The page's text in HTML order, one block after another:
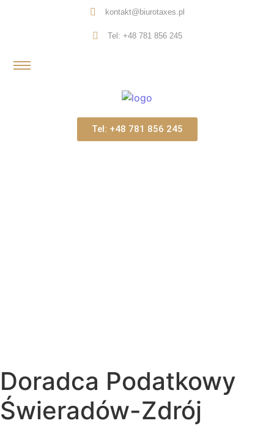
kontakt@biurotaxes.pl
Tel: +48 781 856 245
Tel: +48 781 856 245
Doradca Podatkowy
Świeradów-Zdrój